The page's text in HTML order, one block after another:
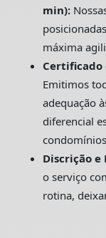
min):
máxima
Certificado
Emitimos
adequação
diferencial
Discrição e
o serviço
rotina,